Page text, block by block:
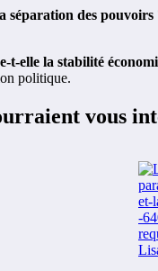
séparation des pouvoirs
t-elle la stabilité
politique.
vous